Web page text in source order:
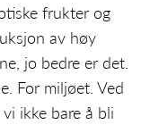
frukter og
av høy
jo bedre er det.
For miljøet. Ved
ikke bare å bli